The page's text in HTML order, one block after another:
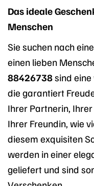
Das ideale
Menschen
Sie suchen nach
einen lieben
88426738sind
die garantiert
Ihrer Partnerin,
Ihrer Freundin, wie
diesem exquisiten
werden in einer
geliefert und sind